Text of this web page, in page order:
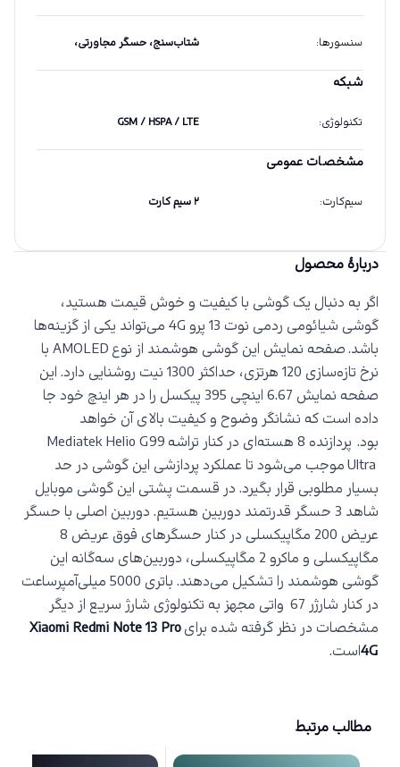
سنسورها: شتاب‌سنج، حسگر مجاورتی،
شبکه
تکنولوژی:
GSM / HSPA / LTE
مشخصات عمومی
سیم‌کارت: ۲ سیم کارت
دربارهٔ محصول
اگر به دنبال یک گوشی با کیفیت و خوش قیمت هستید،
گوشی شیائومی ردمی نوت 13 پرو
4G می‌تواند یکی از گزینه‌ها
باشد.صفحه نمایش این گوشی هوشمند از نوع AMOLED با
نرخ تازه‌سازی 120 هرتزی، حداکثر 1300 نیت روشنایی دارد. این
صفحه نمایش 6.67 اینچی 395 پیکسل را در هر اینچ خود جا
داده است که نشانگر وضوح و کیفیت بالای آن خواهد
بود. پردازنده 8 هسته‌ای در کنار تراشه
Mediatek Helio G99
Ultraموجب می‌شود تا عملکرد پردازشی این گوشی در حد
بسیار مطلوبی قرار بگیرد. در قسمت پشتی این گوشی موبایل
شاهد 3 حسگر قدرتمند دوربین هستیم. دوربین اصلی با حسگر
عریض 200 مگاپیکسلی در کنار حسگرهای فوق عریض 8
مگاپیکسلی و ماکرو 2 مگاپیکسلی، دوربین‌های سه‌گانه این
گوشی هوشمند را تشکیل می‌دهند. باتری 5000 میلی‌آمپر‌ساعت
در کنار شارژر 67 واتی مجهز به تکنولوژی شارژ سریع از دیگر
مشخصات در نظر گرفته شده برایXiaomi Redmi Note 13 Pro
4Gاست.
مطالب مرتبط